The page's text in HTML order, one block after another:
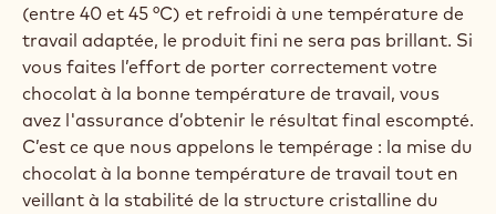
(entre 40 et 45 °C) et refroidi à une température de
travail adaptée, le produit fini ne sera pas brillant. Si
vous faites l’effort de porter correctement votre
chocolat à la bonne température de travail, vous
avez l'assurance d’obtenir le résultat final escompté.
C’est ce que nous appelons le tempérage : la mise du
chocolat à la bonne température de travail tout en
veillant à la stabilité de la structure cristalline du